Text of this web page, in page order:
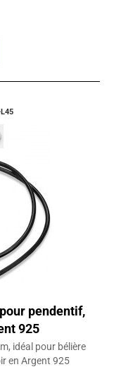
pendentif,
925
idéal pour bélière
en Argent 925